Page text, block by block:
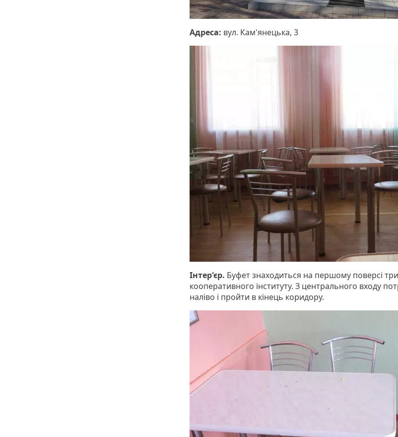
Адреса: вул. Кам'янецька, 3
Інтер'єр. Буфет знаходиться на першому поверсі
кооперативного інституту. З центрального входу
наліво і пройти в кінець коридору.